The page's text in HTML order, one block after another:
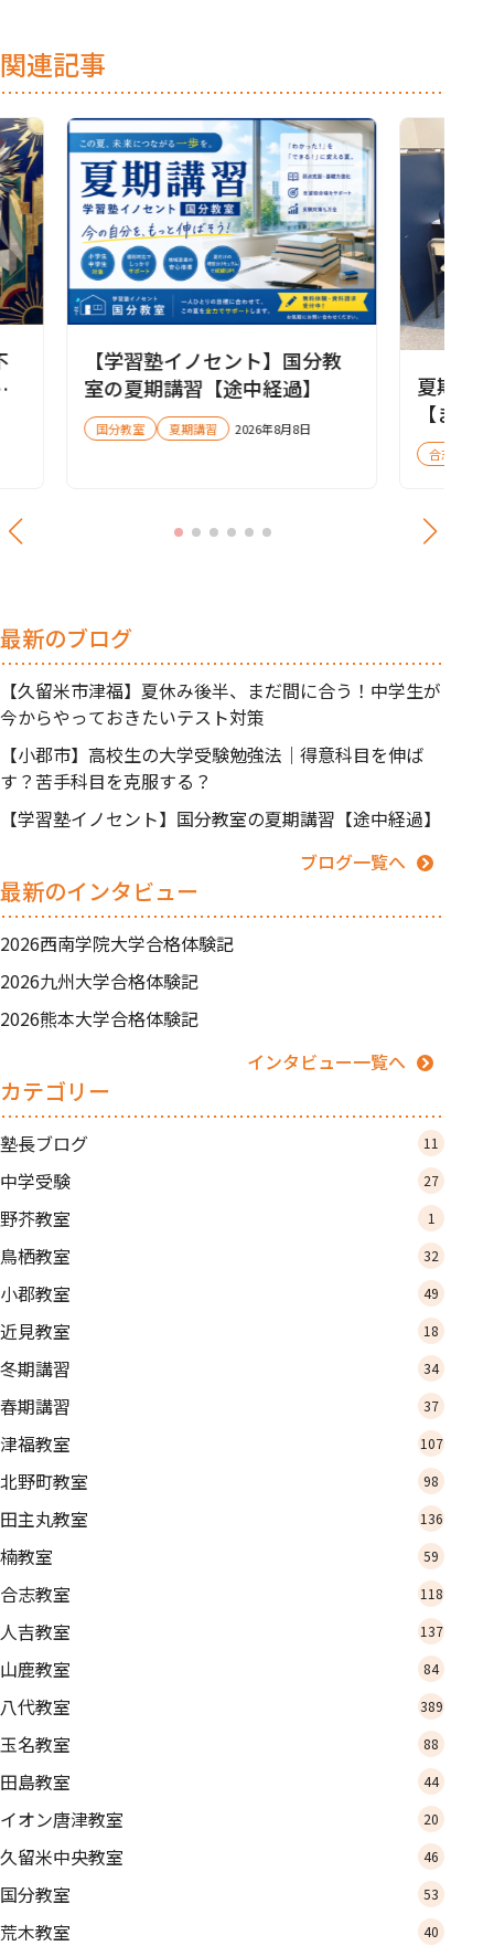
関連記事
【学習塾イノセント】国分教
室の夏期講習【途中経過】
国分教室 夏期講習 2026年8月8日
夏期講
【まだ
合志教室
最新のブログ
【久留米市津福】夏休み後半、まだ間に合う！中学生が
今からやっておきたいテスト対策
【小郡市】高校生の大学受験勉強法｜得意科目を伸ば
す？苦手科目を克服する？
【学習塾イノセント】国分教室の夏期講習【途中経過】
ブログ一覧へ
最新のインタビュー
2026西南学院大学合格体験記
2026九州大学合格体験記
2026熊本大学合格体験記
インタビュー一覧へ
カテゴリー
塾長ブログ 11
中学受験 27
野芥教室 1
鳥栖教室 32
小郡教室 49
近見教室 18
冬期講習 34
春期講習 37
津福教室 107
北野町教室 98
田主丸教室 136
楠教室 59
合志教室 118
人吉教室 137
山鹿教室 84
八代教室 389
玉名教室 88
田島教室 44
イオン唐津教室 20
久留米中央教室 46
国分教室 53
荒木教室 40